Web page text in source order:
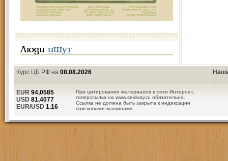
Люди ищут
Курс ЦБ РФ на 08.08.2026
При цитировании материалов в сети Интернет,
гиперссылка на www.sevkray.ru обязательна.
Ссылка не должна быть закрыта к индексации
поисковыми машинами.
EUR 94,0585
USD 81,4077
EUR/USD 1.16